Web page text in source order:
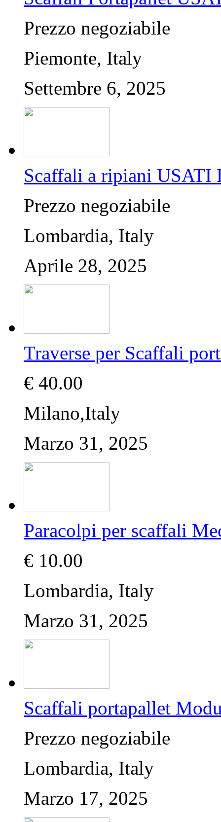
Prezzo negoziabile
Piemonte, Italy
Settembre 6, 2025
Scaffali a ripiani USATI
Prezzo negoziabile
Lombardia, Italy
Aprile 28, 2025
Traverse per Scaffali
€ 40.00
Milano,Italy
Marzo 31, 2025
Paracolpi per scaffali
€ 10.00
Lombardia, Italy
Marzo 31, 2025
Scaffali portapallet
Prezzo negoziabile
Lombardia, Italy
Marzo 17, 2025